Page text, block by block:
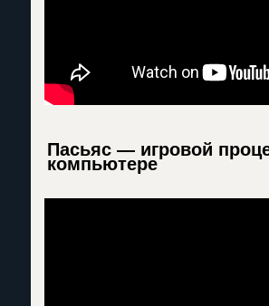
Пасьяс — игровой
компьютере